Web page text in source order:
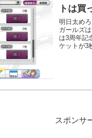
トは買
明日太め
ガールズ
は3周年記
ケットが3
スポンサ